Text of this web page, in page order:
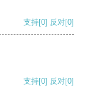
支持[0] 反对[0]
支持[0] 反对[0]